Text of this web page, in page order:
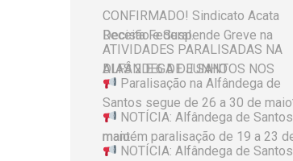
CONFIRMADO! Sindicato Acata
ATIVIDADES PARALISADAS NA
Paralisação na Alfândega de
NOTÍCIA: Alfândega de Santos
NOTÍCIA: Alfândega de Santos